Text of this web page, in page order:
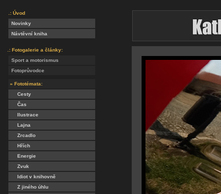
.: Úvod
Novinky
Návtěvní kniha
.: Fotogalerie a články:
Sport a motorismus
Fotoprůvodce
» Fototémata:
Cesty
Čas
Ilustrace
Lajna
Zrcadlo
Hřích
Energie
Zvuk
Idiot v knihovně
Z jiného úhlu